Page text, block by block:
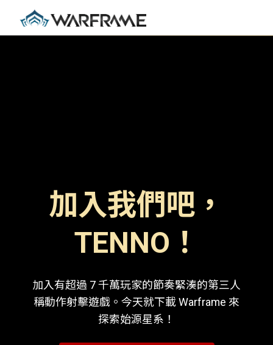
加入我們吧，
TENNO！
加入有超過 7 千萬玩家的節奏緊湊的第三人
稱動作射擊遊戲。今天就下載 Warframe 來
探索始源星系！